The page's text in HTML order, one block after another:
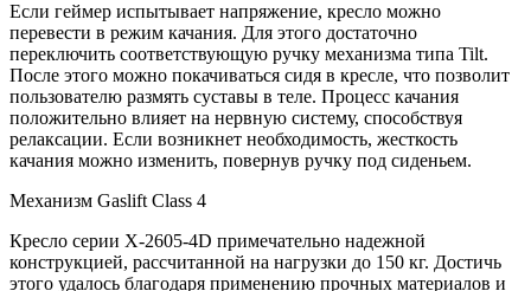
Если геймер испытывает напряжение, кресло можно
перевести в режим качания. Для этого достаточно
переключить соответствующую ручку механизма типа Tilt.
После этого можно покачиваться сидя в кресле, что позволит
пользователю размять суставы в теле. Процесс качания
положительно влияет на нервную систему, способствуя
релаксации. Если возникнет необходимость, жесткость
качания можно изменить, повернув ручку под сиденьем.
Механизм Gaslift Class 4
Кресло серии X-2605-4D примечательно надежной
конструкцией, рассчитанной на нагрузки до 150 кг. Достичь
этого удалось благодаря применению прочных материалов и